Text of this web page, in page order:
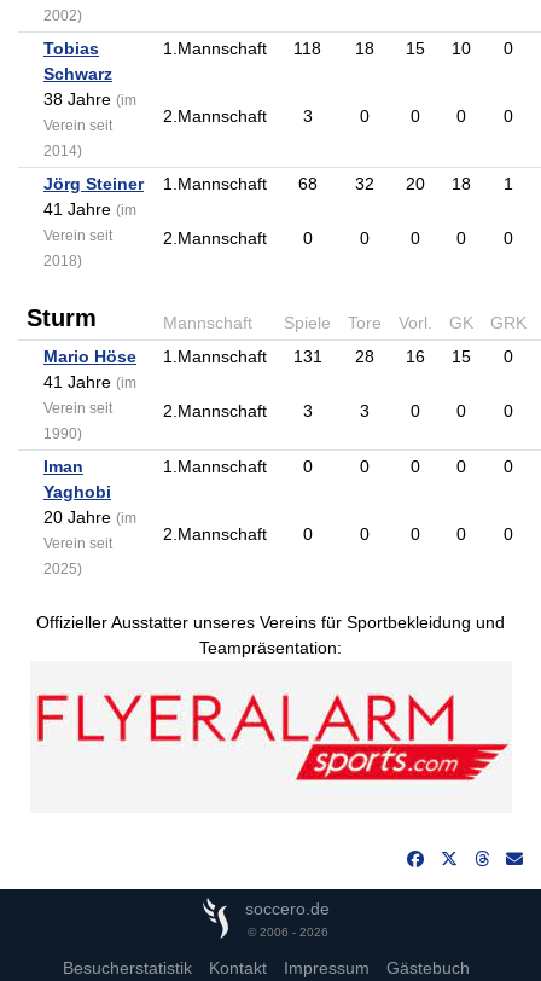
2002)
Tobias
Schwarz
38 Jahre (im
Verein seit
2014)
1.Mannschaft 118 18 15 10 0
2.Mannschaft 3 0 0 0 0
Jörg Steiner
41 Jahre (im
Verein seit
2018)
1.Mannschaft 68 32 20 18 1
2.Mannschaft 0 0 0 0 0
Sturm Mannschaft Spiele Tore Vorl. GK
GRK
Mario Höse
41 Jahre (im
Verein seit
1990)
1.Mannschaft 131 28 16 15 0
2.Mannschaft 3 3 0 0 0
Iman
Yaghobi
20 Jahre (im
Verein seit
2025)
1.Mannschaft 0 0 0 0 0
2.Mannschaft 0 0 0 0 0
Offizieller Ausstatter unseres Vereins für Sportbekleidung und
Teampräsentation:
soccero.de
© 2006 - 2026
Besucherstatistik Kontakt Impressum
Gästebuch